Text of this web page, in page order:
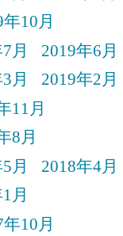
10月
月
2019年6月
月
2019年2月
11月
8月
月
2018年4月
月
10月